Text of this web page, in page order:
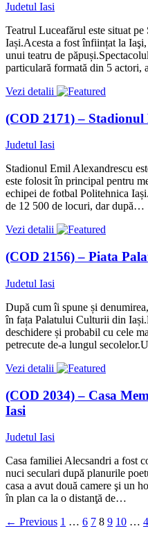
Judetul Iasi
Teatrul Luceafărul este situat
Iași.Acesta a fost înființat la
unui teatru de
particulară formată din 5 actori,
Vezi detalii
(COD 2171) –
Judetul Iasi
Stadionul Emil Alexandrescu
este folosit în principal pentru
echipei de fotbal Politehnica
de 12 500 de locuri, dar după…
Vezi detalii
(COD 2156) – Piata
Judetul Iasi
După cum îi spune și
în fața Palatului Culturii din
deschidere și probabil cu cele
petrecute de-a lungul
Vezi detalii
(COD 2034) – Casa
Iasi
Judetul Iasi
Casa familiei Alecsandri a fost
nuci seculari după planurile
casa a avut două camere şi un
în plan ca la o distanţă de…
← Previous 1 … 6 7 8 9 10 …